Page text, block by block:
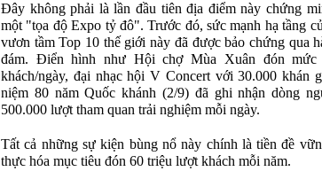
Đây không phải là lần đầu tiên địa điểm này chứng
một "tọa độ Expo tỷ đô". Trước đó, sức mạnh hạ tầng
vươn tầm Top 10 thế giới này đã được bảo chứng qua
đám. Điển hình như Hội chợ Mùa Xuân đón
khách/ngày, đại nhạc hội V Concert với 30.000 khán
niệm 80 năm Quốc khánh (2/9) đã ghi nhận dòng
500.000 lượt tham quan trải nghiệm mỗi ngày.
Tất cả những sự kiện bùng nổ này chính là tiền đề
thực hóa mục tiêu đón 60 triệu lượt khách mỗi năm.